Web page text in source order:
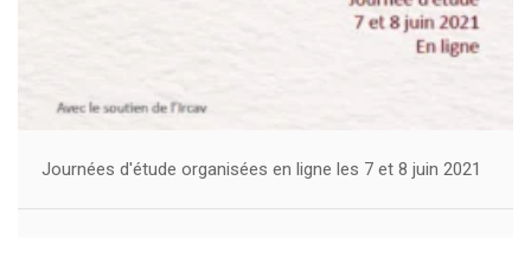
Journées d'étude organisées en ligne les 7 et 8 juin 2021